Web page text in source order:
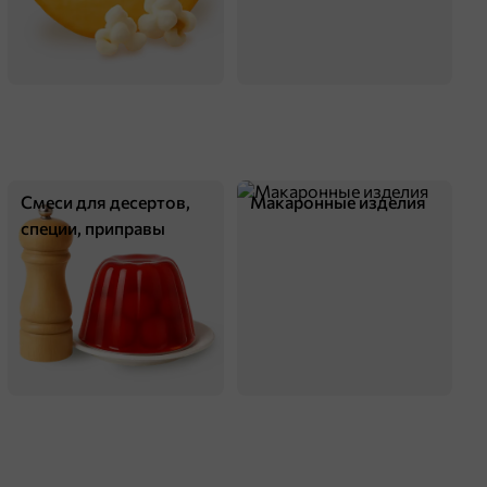
Поделиться
Смеси для десертов,
специи, приправы
Макаронные изделия